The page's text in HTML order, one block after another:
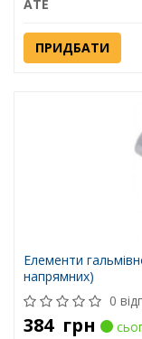
ATE
ПРИДБАТИ
Елементи
напрямних)
0
384 грн